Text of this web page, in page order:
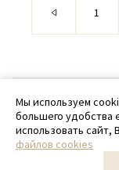
Мы используем
большего удобства
использовать сайт,
файлов cookies